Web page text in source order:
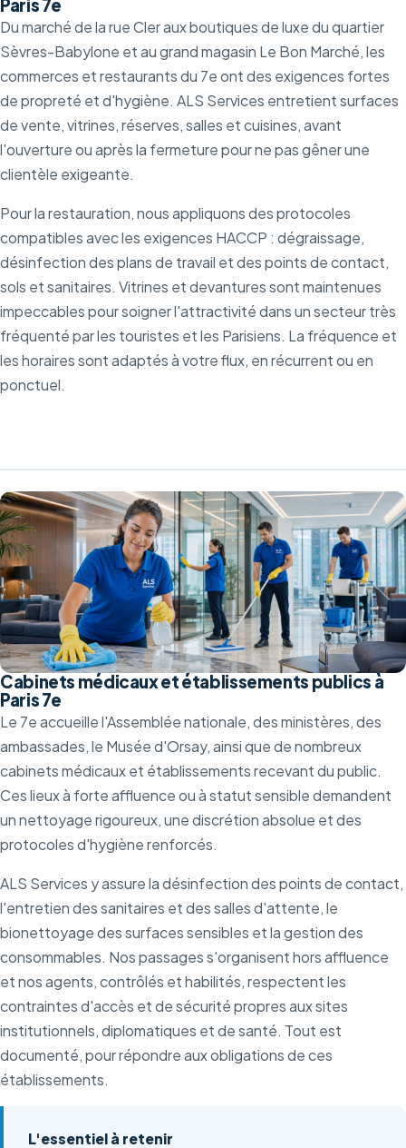
Paris 7e
Du marché de la rue Cler aux boutiques de luxe du quartier
Sèvres-Babylone et au grand magasin Le Bon Marché, les
commerces et restaurants du 7e ont des exigences fortes
de propreté et d'hygiène. ALS Services entretient surfaces
de vente, vitrines, réserves, salles et cuisines, avant
l'ouverture ou après la fermeture pour ne pas gêner une
clientèle exigeante.
Pour la restauration, nous appliquons des protocoles
compatibles avec les exigences HACCP : dégraissage,
désinfection des plans de travail et des points de contact,
sols et sanitaires. Vitrines et devantures sont maintenues
impeccables pour soigner l'attractivité dans un secteur très
fréquenté par les touristes et les Parisiens. La fréquence et
les horaires sont adaptés à votre flux, en récurrent ou en
ponctuel.
Cabinets médicaux et établissements publics à
Paris 7e
Le 7e accueille l'Assemblée nationale, des ministères, des
ambassades, le Musée d'Orsay, ainsi que de nombreux
cabinets médicaux et établissements recevant du public.
Ces lieux à forte affluence ou à statut sensible demandent
un nettoyage rigoureux, une discrétion absolue et des
protocoles d'hygiène renforcés.
ALS Services y assure la désinfection des points de contact,
l'entretien des sanitaires et des salles d'attente, le
bionettoyage des surfaces sensibles et la gestion des
consommables. Nos passages s'organisent hors affluence
et nos agents, contrôlés et habilités, respectent les
contraintes d'accès et de sécurité propres aux sites
institutionnels, diplomatiques et de santé. Tout est
documenté, pour répondre aux obligations de ces
établissements.
L'essentiel à retenir